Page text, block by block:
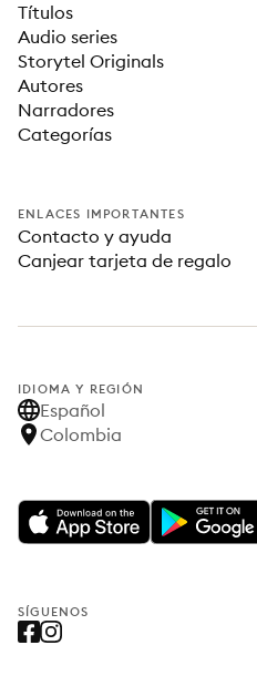
Títulos
Audio series
Storytel Originals
Autores
Narradores
Categorías
ENLACES IMPORTANTES
Contacto y ayuda
Canjear tarjeta de regalo
IDIOMA Y REGIÓN
Español
Colombia
SÍGUENOS